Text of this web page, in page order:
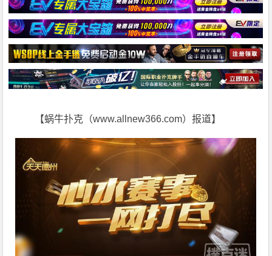
【蜗牛扑克（www.allnew366.com）报道】